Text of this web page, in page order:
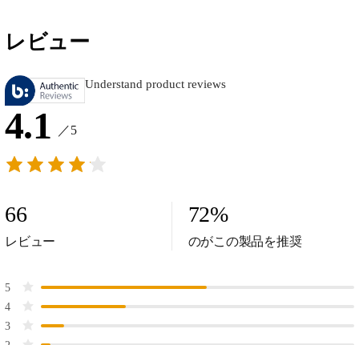
レビュー
Understand product reviews
4.1 ／5
66
レビュー
72%
のがこの製品を推奨
5
4
3